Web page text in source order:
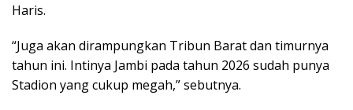
Haris.
“Juga akan dirampungkan Tribun Barat dan timurnya
tahun ini. Intinya Jambi pada tahun 2026 sudah punya
Stadion yang cukup megah,” sebutnya.